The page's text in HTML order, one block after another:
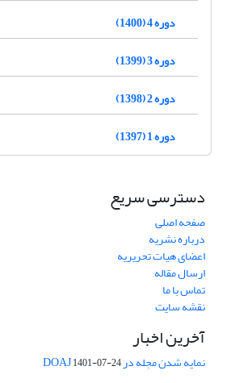
دوره 4 (1400)
دوره 3 (1399)
دوره 2 (1398)
دوره 1 (1397)
دسترسی سریع
صفحه اصلی
درباره نشریه
اعضای هیات تحریریه
ارسال مقاله
تماس با ما
نقشه سایت
آخرین اخبار
نمایه شدن مجله در DOAJ1401-07-24